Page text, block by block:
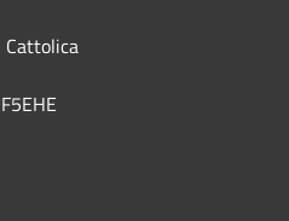
Cattolica